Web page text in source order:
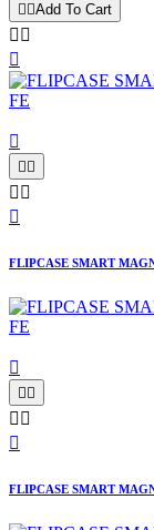
 Add To Cart
 


 
 

FLIPCASE SMART

 
 

FLIPCASE SMART